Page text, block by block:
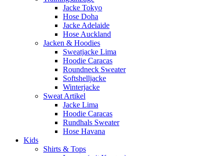
Jacke Tokyo
Hose Doha
Jacke Adelaide
Hose Auckland
Jacken & Hoodies
Sweatjacke Lima
Hoodie Caracas
Roundneck Sweater
Softshelljacke
Winterjacke
Sweat Artikel
Jacke Lima
Hoodie Caracas
Rundhals Sweater
Hose Havana
Kids
Shirts & Tops